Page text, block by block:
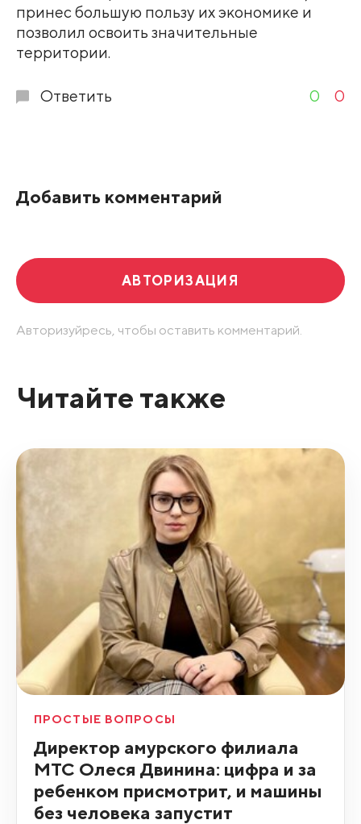
принес большую пользу их экономике и
позволил освоить значительные
территории.
Ответить 0 0
Добавить комментарий
АВТОРИЗАЦИЯ
Авторизуйресь, чтобы оставить комментарий.
Читайте также
ПРОСТЫЕ ВОПРОСЫ
Директор амурского филиала
МТС Олеся Двинина: цифра и за
ребенком присмотрит, и машины
без человека запустит